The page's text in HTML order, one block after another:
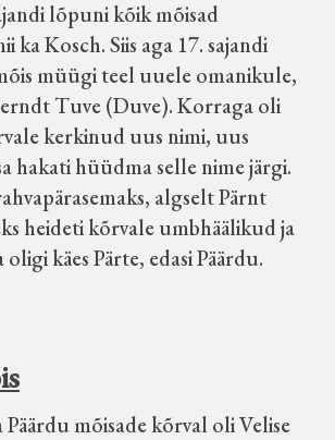
lõpuni kõik mõisad
ka Kosch. Siis aga 17. sajandi
müügi teel uuele omanikule,
Tuve (Duve). Korraga oli
kerkinud uus nimi, uus
hakati hüüdma selle nime järgi.
algselt Pärnt
heideti kõrvale umbhäälikud ja
käes Pärte, edasi Päärdu.
Päärdu mõisade kõrval oli Velise